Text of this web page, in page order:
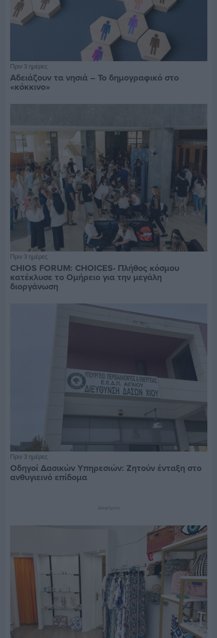
Πριν 3 ημέρες
Αδειάζουν τα νησιά – Το δημογραφικό στο
«κόκκινο»
Πριν 3 ημέρες
CHIOS FORUM: CHOICES- Πλήθος κόσμου
κατέκλυσε το Ομήρειο για την μεγάλη
διοργάνωση
Πριν 3 ημέρες
Οδηγοί Δασικών Υπηρεσιών: Ζητούν ένταξη στο
ανθυγιεινό επίδομα
Διαφήμιση